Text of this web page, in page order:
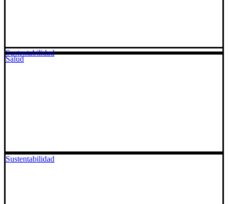
Salud
Sustentabilidad
Sustentabilidad